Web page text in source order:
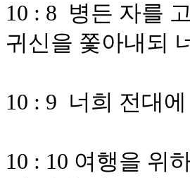
10 : 8 병든 자를
귀신을 쫓아내되
10 : 9 너희 전대
10 : 10 여행을 위